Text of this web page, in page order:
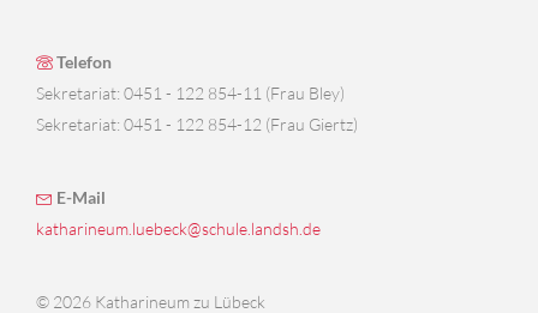
Telefon
Sekretariat: 0451 - 122 854-11 (Frau Bley)
Sekretariat: 0451 - 122 854-12 (Frau Giertz)
E-Mail
katharineum.luebeck@schule.landsh.de
© 2026 Katharineum zu Lübeck